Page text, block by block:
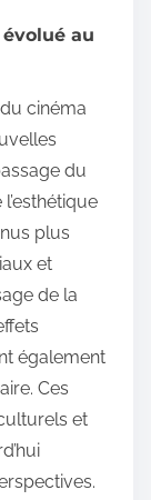
au
cinéma
du
plus
et
de la
également
Ces
et